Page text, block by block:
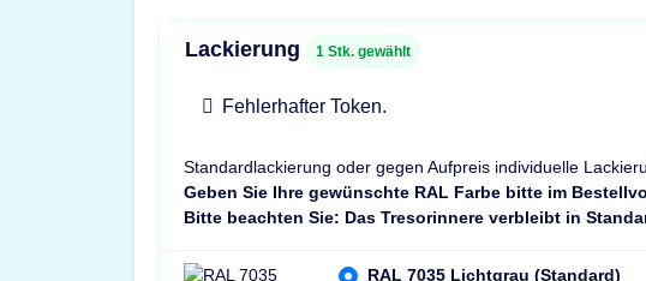
Lackierung 1 Stk. gewählt
Fehlerhafter Token.
Standardlackierung oder gegen Aufpreis individuelle
Geben Sie Ihre gewünschte RAL Farbe bitte im
Bitte beachten Sie: Das Tresorinnere verbleibt in
RAL 7035 Lichtgrau (Standard)